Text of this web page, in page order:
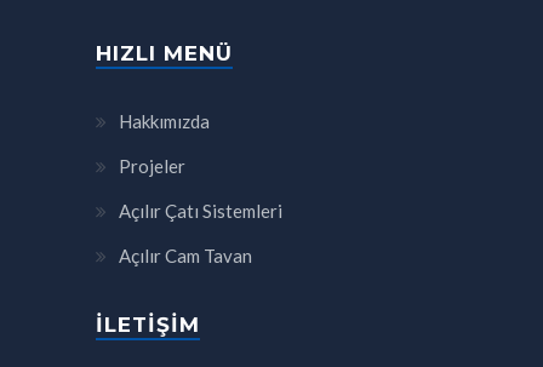
HIZLI MENÜ
Hakkımızda
Projeler
Açılır Çatı Sistemleri
Açılır Cam Tavan
İLETIŞIM